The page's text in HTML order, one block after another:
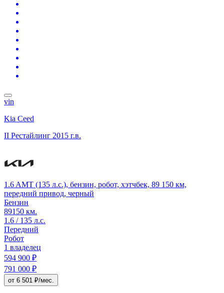
vin
Kia Ceed
II Рестайлинг 2015 г.в.
1.6 AMT (135 л.с.), бензин, робот, хэтчбек, 89 150 км,
передний привод, черный
Бензин
89150 км.
1.6 / 135 л.с.
Передний
Робот
1 владелец
594 900 ₽
791 000 ₽
от 6 501 ₽/мес.